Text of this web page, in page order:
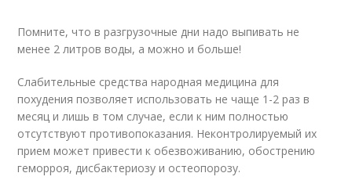
Помните, что в разгрузочные дни надо выпивать не
менее 2 литров воды, а можно и больше!
Слабительные средства народная медицина для
похудения позволяет использовать не чаще 1-2 раз в
месяц и лишь в том случае, если к ним полностью
отсутствуют противопоказания. Неконтролируемый их
прием может привести к обезвоживанию, обострению
геморроя, дисбактериозу и остеопорозу.